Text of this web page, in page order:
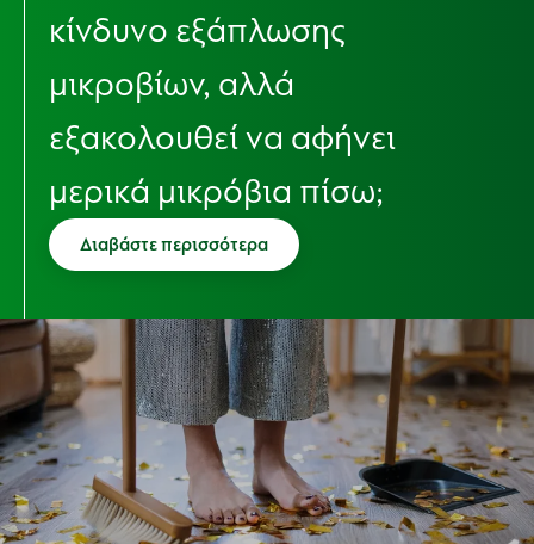
κίνδυνο εξάπλωσης
μικροβίων, αλλά
εξακολουθεί να αφήνει
μερικά μικρόβια πίσω;
Διαβάστε περισσότερα